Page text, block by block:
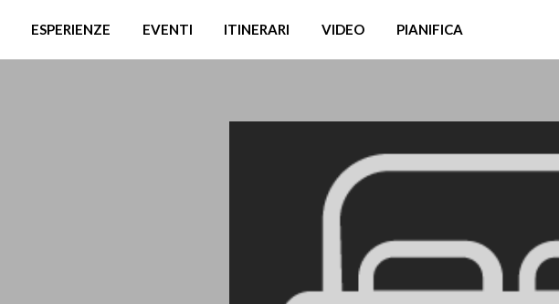
ESPERIENZE EVENTI ITINERARI VIDEO PIANIFICA